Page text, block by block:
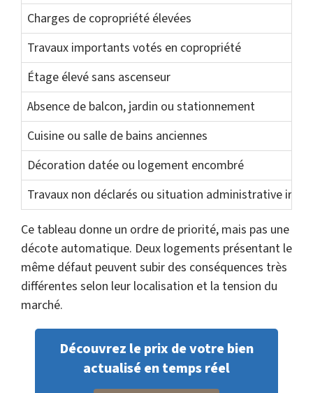
Charges de copropriété élevées
Travaux importants votés en copropriété
Étage élevé sans ascenseur
Absence de balcon, jardin ou stationnement
Cuisine ou salle de bains anciennes
Décoration datée ou logement encombré
Travaux non déclarés ou situation administrative
Ce tableau donne un ordre de priorité, mais pas une
décote automatique. Deux logements présentant le
même défaut peuvent subir des conséquences très
différentes selon leur localisation et la tension du
marché.
Découvrez le prix de votre bien
actualisé en temps réel